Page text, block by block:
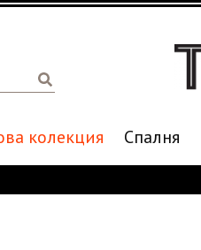
колекция Спалня